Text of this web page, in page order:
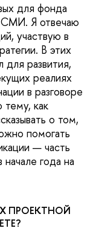
для фонда
СМИ. Я отвечаю
участвую в
В этих
для развития,
реалиях
в разговоре
как
о том,
помогать
— часть
начале года на
ПРОЕКТНОЙ